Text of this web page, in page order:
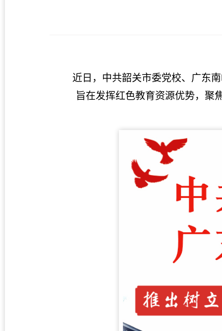
近日，中共韶关市委党校、广东南
旨在发挥红色教育资源优势，聚